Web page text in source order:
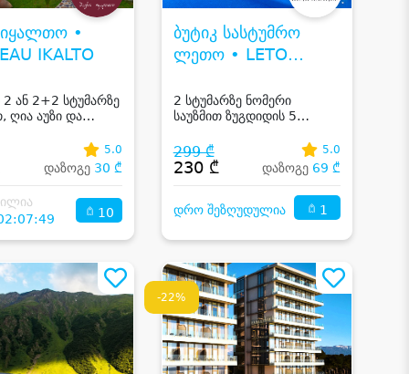
•
IKALTO
2 ან 2+2 სტუმარზე
ღია აუზი და
5.0
დაზოგე 30 ₾
10
ბუტიკ სასტუმრო
ლეთო • LETO
2 სტუმარზე ნომერი
საუზმით ზუგდიდის 5
სასტუმროში
299 ₾
230 ₾
5.0
დაზოგე 69 ₾
დრო შეზღუდულია 1
-22%